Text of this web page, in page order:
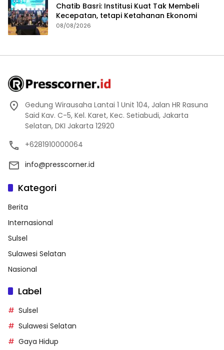
Chatib Basri: Institusi Kuat Tak Membeli
Kecepatan, tetapi Ketahanan Ekonomi
08/08/2026
Gedung Wirausaha Lantai 1 Unit 104, Jalan HR Rasuna
Said Kav. C-5, Kel. Karet, Kec. Setiabudi, Jakarta
Selatan, DKI Jakarta 12920
+6281910000064
info@presscorner.id
Kategori
Berita
Internasional
Sulsel
Sulawesi Selatan
Nasional
Label
Sulsel
Sulawesi Selatan
Gaya Hidup